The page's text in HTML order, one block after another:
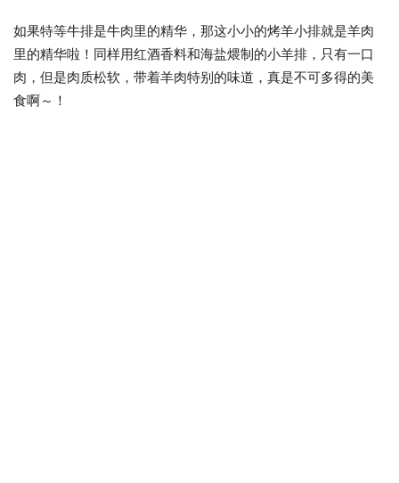
如果特等牛排是牛肉里的精华，那这小小的烤羊小排就是羊肉
里的精华啦！同样用红酒香料和海盐煨制的小羊排，只有一口
肉，但是肉质松软，带着羊肉特别的味道，真是不可多得的美
食啊～！